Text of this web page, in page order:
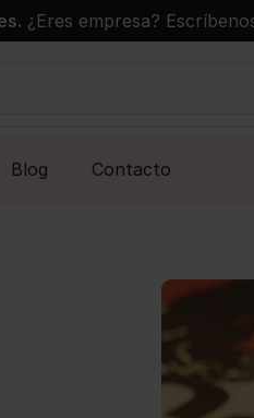
¿Eres empresa?
Blog Contacto